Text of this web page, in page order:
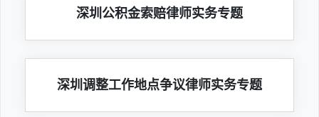
深圳公积金索赔律师实务专题
深圳调整工作地点争议律师实务专题